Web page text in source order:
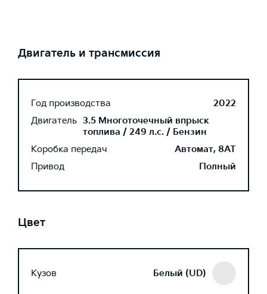
Двигатель и трансмиссия
Год производства
2022
Двигатель 3.5 Многоточечный впрыск
топлива / 249 л.с. / Бензин
Коробка передач
Автомат, 8AT
Привод
Полный
Цвет
Кузов Белый (UD)